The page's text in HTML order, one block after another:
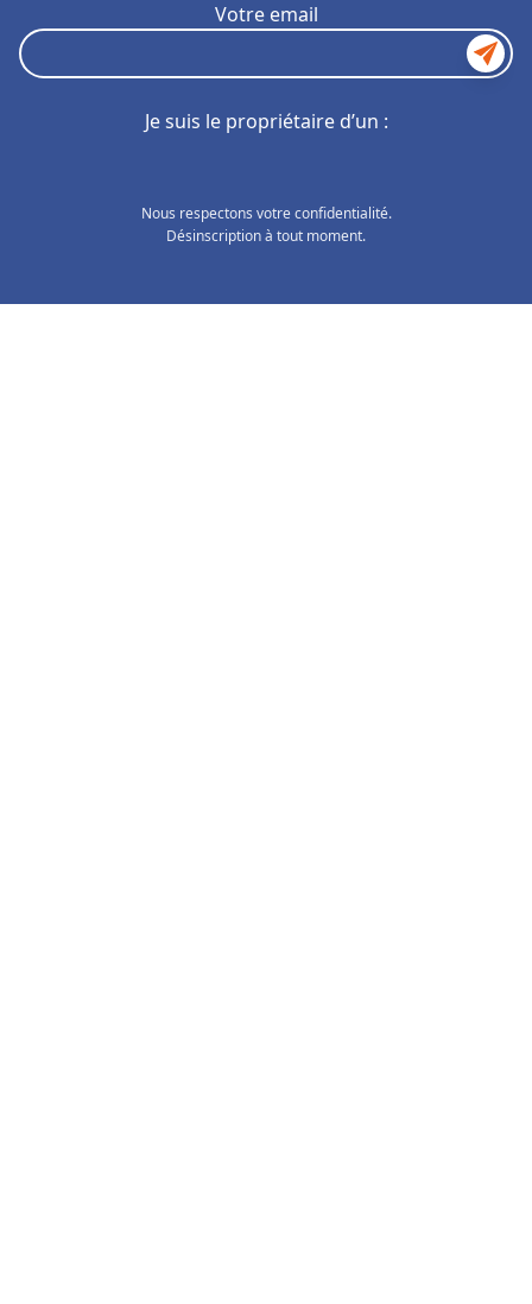
Votre email
Je suis le propriétaire d’un :
Nous respectons votre confidentialité.
Désinscription à tout moment.